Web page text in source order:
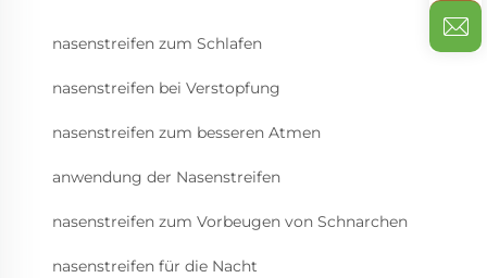
nasenstreifen zum Schlafen
nasenstreifen bei Verstopfung
nasenstreifen zum besseren Atmen
anwendung der Nasenstreifen
nasenstreifen zum Vorbeugen von Schnarchen
nasenstreifen für die Nacht